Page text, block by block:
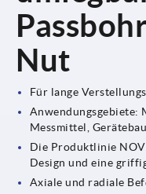
Nut
Für lange
Anwendungsgebiete:
Messmittel, Gerätebau
Die Produktlinie
Design und eine
Axiale und radiale